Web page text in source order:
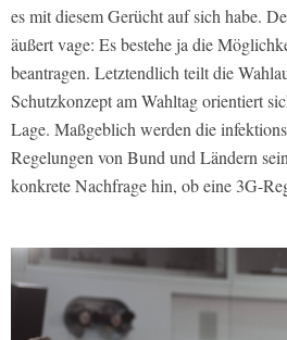
es mit diesem Gerücht auf sich habe.
äußert vage: Es bestehe ja die
beantragen. Letztendlich teilt die
Schutzkonzept am Wahltag orientiert
Lage. Maßgeblich werden die
Regelungen von Bund und Ländern
konkrete Nachfrage hin, ob eine 3G-